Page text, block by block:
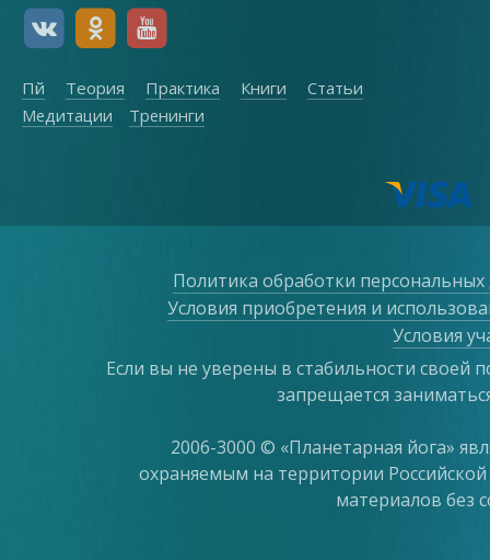
Пй Теория Практика Книги
Статьи
Медитации
Тренинги
Политика обработки
Условия приобретения и
Условия
Если вы не уверены в стабильности своей
запрещается
2006-3000 © «Планетарная йога»
охраняемым на территории
материалов без